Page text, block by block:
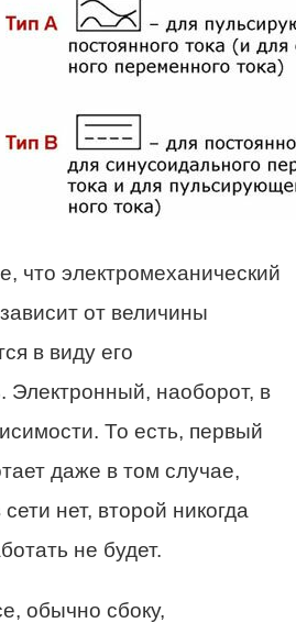
что электромеханический
от величины
в виду его
Электронный, наоборот, в
То есть, первый
даже в том случае,
нет, второй никогда
не будет.
обычно сбоку,